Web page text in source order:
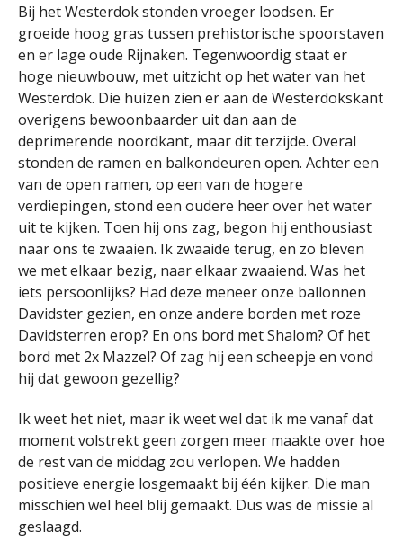
Bij het Westerdok stonden vroeger loodsen. Er
groeide hoog gras tussen prehistorische spoorstaven
en er lage oude Rijnaken. Tegenwoordig staat er
hoge nieuwbouw, met uitzicht op het water van het
Westerdok. Die huizen zien er aan de Westerdokskant
overigens bewoonbaarder uit dan aan de
deprimerende noordkant, maar dit terzijde. Overal
stonden de ramen en balkondeuren open. Achter een
van de open ramen, op een van de hogere
verdiepingen, stond een oudere heer over het water
uit te kijken. Toen hij ons zag, begon hij enthousiast
naar ons te zwaaien. Ik zwaaide terug, en zo bleven
we met elkaar bezig, naar elkaar zwaaiend. Was het
iets persoonlijks? Had deze meneer onze ballonnen
Davidster gezien, en onze andere borden met roze
Davidsterren erop? En ons bord met Shalom? Of het
bord met 2x Mazzel? Of zag hij een scheepje en vond
hij dat gewoon gezellig?
Ik weet het niet, maar ik weet wel dat ik me vanaf dat
moment volstrekt geen zorgen meer maakte over hoe
de rest van de middag zou verlopen. We hadden
positieve energie losgemaakt bij één kijker. Die man
misschien wel heel blij gemaakt. Dus was de missie al
geslaagd.